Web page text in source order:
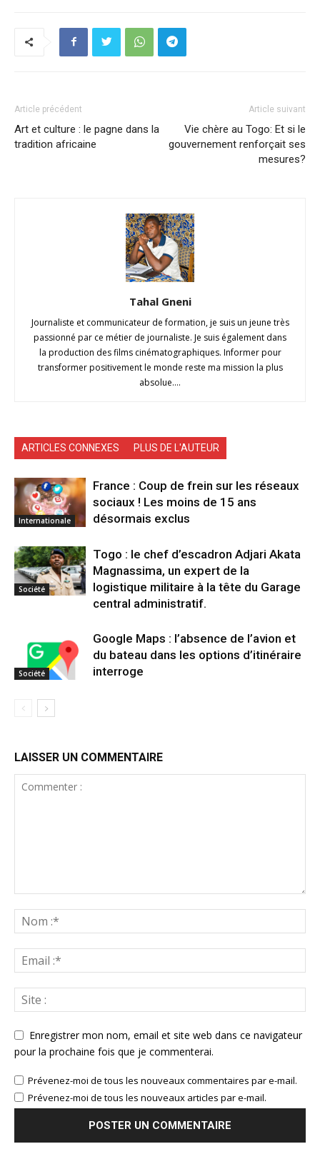
Article précédent
Art et culture : le pagne dans la
tradition africaine
Article suivant
Vie chère au Togo: Et si le
gouvernement renforçait ses
mesures?
Tahal Gneni
Journaliste et communicateur de formation, je suis un jeune très
passionné par ce métier de journaliste. Je suis également dans
la production des films cinématographiques. Informer pour
transformer positivement le monde reste ma mission la plus
absolue....
ARTICLES CONNEXES PLUS DE L'AUTEUR
Internationale
France : Coup de frein sur les réseaux
sociaux ! Les moins de 15 ans
désormais exclus
Société
Togo : le chef d’escadron Adjari Akata
Magnassima, un expert de la
logistique militaire à la tête du Garage
central administratif.
Société
Google Maps : l’absence de l’avion et
du bateau dans les options d’itinéraire
interroge
LAISSER UN COMMENTAIRE
Enregistrer mon nom, email et site web dans ce navigateur
pour la prochaine fois que je commenterai.
Prévenez-moi de tous les nouveaux commentaires par e-mail.
Prévenez-moi de tous les nouveaux articles par e-mail.